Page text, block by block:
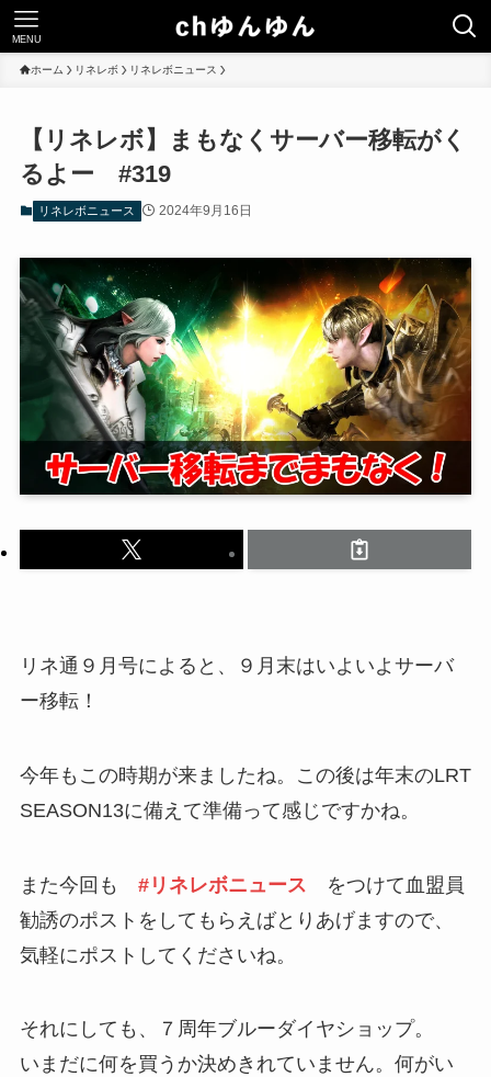
MENU
ホーム リネレボ リネレボニュース
【リネレボ】まもなくサーバー移転がく
るよー #319
リネレボニュース 2024年9月16日
リネ通９月号によると、９月末はいよいよサーバ
ー移転！
今年もこの時期が来ましたね。この後は年末のLRT
SEASON13に備えて準備って感じですかね。
また今回も #リネレボニュース をつけて血盟員
勧誘のポストをしてもらえばとりあげますので、
気軽にポストしてくださいね。
それにしても、７周年ブルーダイヤショップ。
いまだに何を買うか決めきれていません。何がい